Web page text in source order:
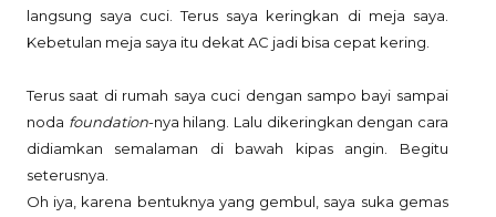
langsung saya cuci. Terus saya keringkan di meja saya.
Kebetulan meja saya itu dekat AC jadi bisa cepat kering.
Terus saat di rumah saya cuci dengan sampo bayi sampai
noda foundation-nya hilang. Lalu dikeringkan dengan cara
didiamkan semalaman di bawah kipas angin. Begitu
seterusnya.
Oh iya, karena bentuknya yang gembul, saya suka gemas